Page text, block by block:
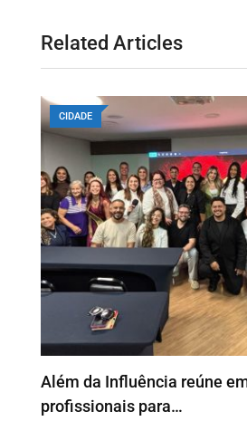
Related Articles
CIDADE
Além da Influência reúne
profissionais para…